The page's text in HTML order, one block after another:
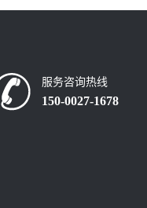
服务咨询热线
150-0027-1678